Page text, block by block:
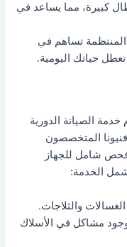
كبيرة، مما يساعد في
المنتظمة تساهم في
حياتك اليومية.
خدمة الصيانة الدورية
فنيونا المتخصصون
فحص شامل للجهاز
الخدمة:
والثلاجات.
مشاكل في الأسلاك